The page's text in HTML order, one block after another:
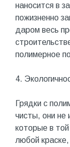
наносится в
пожизненно
даром весь
полимерное
4.
Грядки с
чисты, они не
которые в
любой краске,